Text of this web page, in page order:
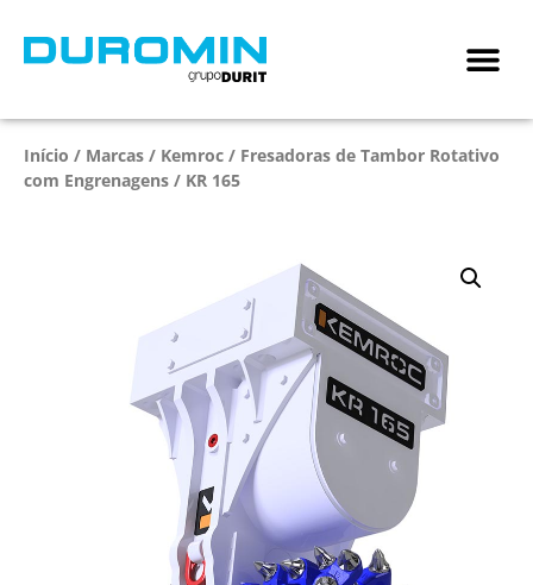
Início / Marcas / Kemroc / Fresadoras de Tambor Rotativo
com Engrenagens / KR 165